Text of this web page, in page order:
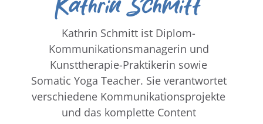
Kathrin Schmitt ist Diplom-
Kommunikationsmanagerin und
Kunsttherapie-Praktikerin sowie
Somatic Yoga Teacher. Sie verantwortet
verschiedene Kommunikationsprojekte
und das komplette Content